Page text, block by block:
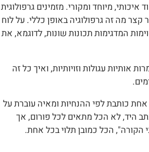
מיוחד ומקורי. מזמינים גרפולוגית
מה זה גרפולוגיה באופן כללי. על לוח
המדגימות תכונות שונות, לדוגמא, את
עגולות וזויותיות, ואיך כל זה
כותבת לפי ההנחיות ומאיה עוברת על
היד, לא הכל מתאים לכל פורום, אך
הקורה", הכל כמובן תלוי בכל אחת.